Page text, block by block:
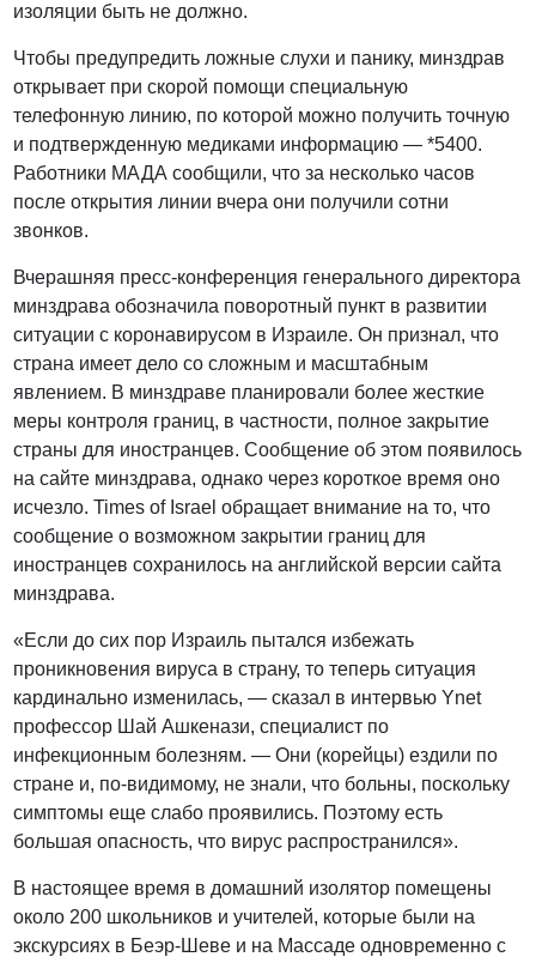
изоляции быть не должно.
Чтобы предупредить ложные слухи и панику, минздрав
открывает при скорой помощи специальную
телефонную линию, по которой можно получить точную
и подтвержденную медиками информацию — *5400.
Работники МАДА сообщили, что за несколько часов
после открытия линии вчера они получили сотни
звонков.
Вчерашняя пресс-конференция генерального директора
минздрава обозначила поворотный пункт в развитии
ситуации с коронавирусом в Израиле. Он признал, что
страна имеет дело со сложным и масштабным
явлением. В минздраве планировали более жесткие
меры контроля границ, в частности, полное закрытие
страны для иностранцев. Сообщение об этом появилось
на сайте минздрава, однако через короткое время оно
исчезло. Times of Israel обращает внимание на то, что
сообщение о возможном закрытии границ для
иностранцев сохранилось на английской версии сайта
минздрава.
«Если до сих пор Израиль пытался избежать
проникновения вируса в страну, то теперь ситуация
кардинально изменилась, — сказал в интервью Ynet
профессор Шай Ашкенази, специалист по
инфекционным болезням. — Они (корейцы) ездили по
стране и, по-видимому, не знали, что больны, поскольку
симптомы еще слабо проявились. Поэтому есть
большая опасность, что вирус распространился».
В настоящее время в домашний изолятор помещены
около 200 школьников и учителей, которые были на
экскурсиях в Беэр-Шеве и на Массаде одновременно с